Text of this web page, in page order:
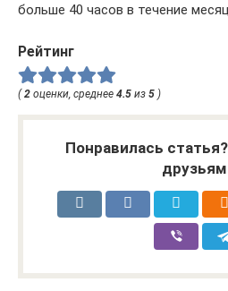
больше 40 часов в течение
Рейтинг
(2 оценки, среднее 4.5 из 5 )
Понравилась